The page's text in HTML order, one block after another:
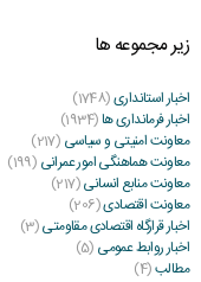
زیر مجموعه ها
اخبار استانداری(1748)
اخبار فرمانداری ها(1934)
معاونت امنیتی و سیاسی (217)
معاونت هماهنگی امور عمرانی (199)
معاونت منابع انسانی(217)
معاونت اقتصادی(206)
اخبار قرارگاه اقتصادی مقاومتی(3)
اخبار روابط عمومی (5)
مطالب(4)